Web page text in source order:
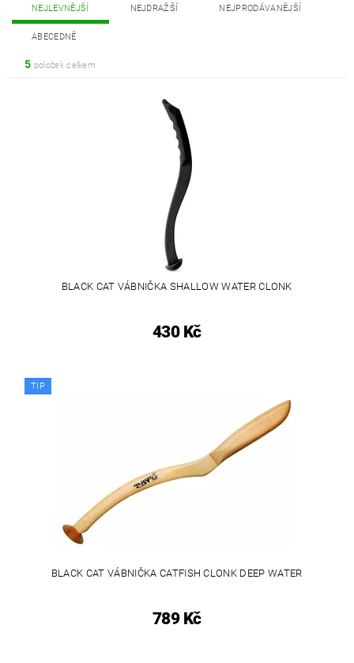
NEJLEVNĚJŠÍ NEJDRAŽŠÍ NEJPRODÁVANĚJŠÍ
ABECEDNĚ
5 položek celkem
BLACK CAT VÁBNIČKA SHALLOW WATER CLONK
430 Kč
TIP
BLACK CAT VÁBNIČKA CATFISH CLONK DEEP WATER
789 Kč